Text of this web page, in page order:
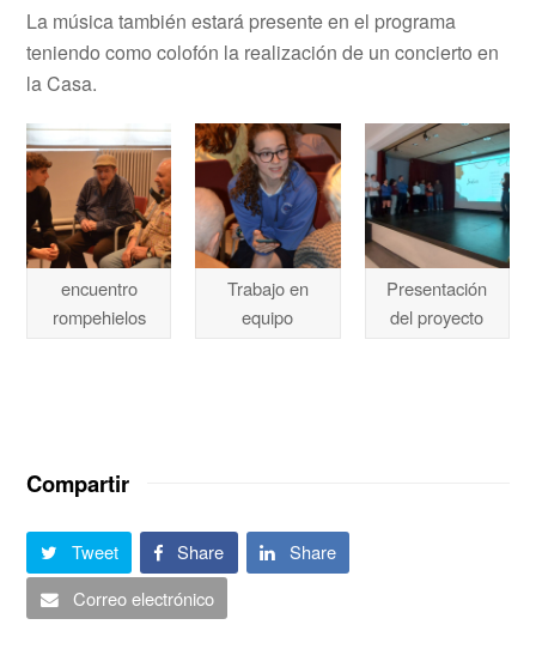
La música también estará presente en el programa
teniendo como colofón la realización de un concierto en
la Casa.
encuentro
rompehielos
Trabajo en
equipo
Presentación
del proyecto
Compartir
Tweet Share
Share
Correo electrónico